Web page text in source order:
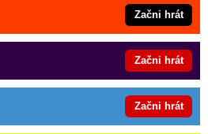
Začni hrát
Začni hrát
Začni hrát